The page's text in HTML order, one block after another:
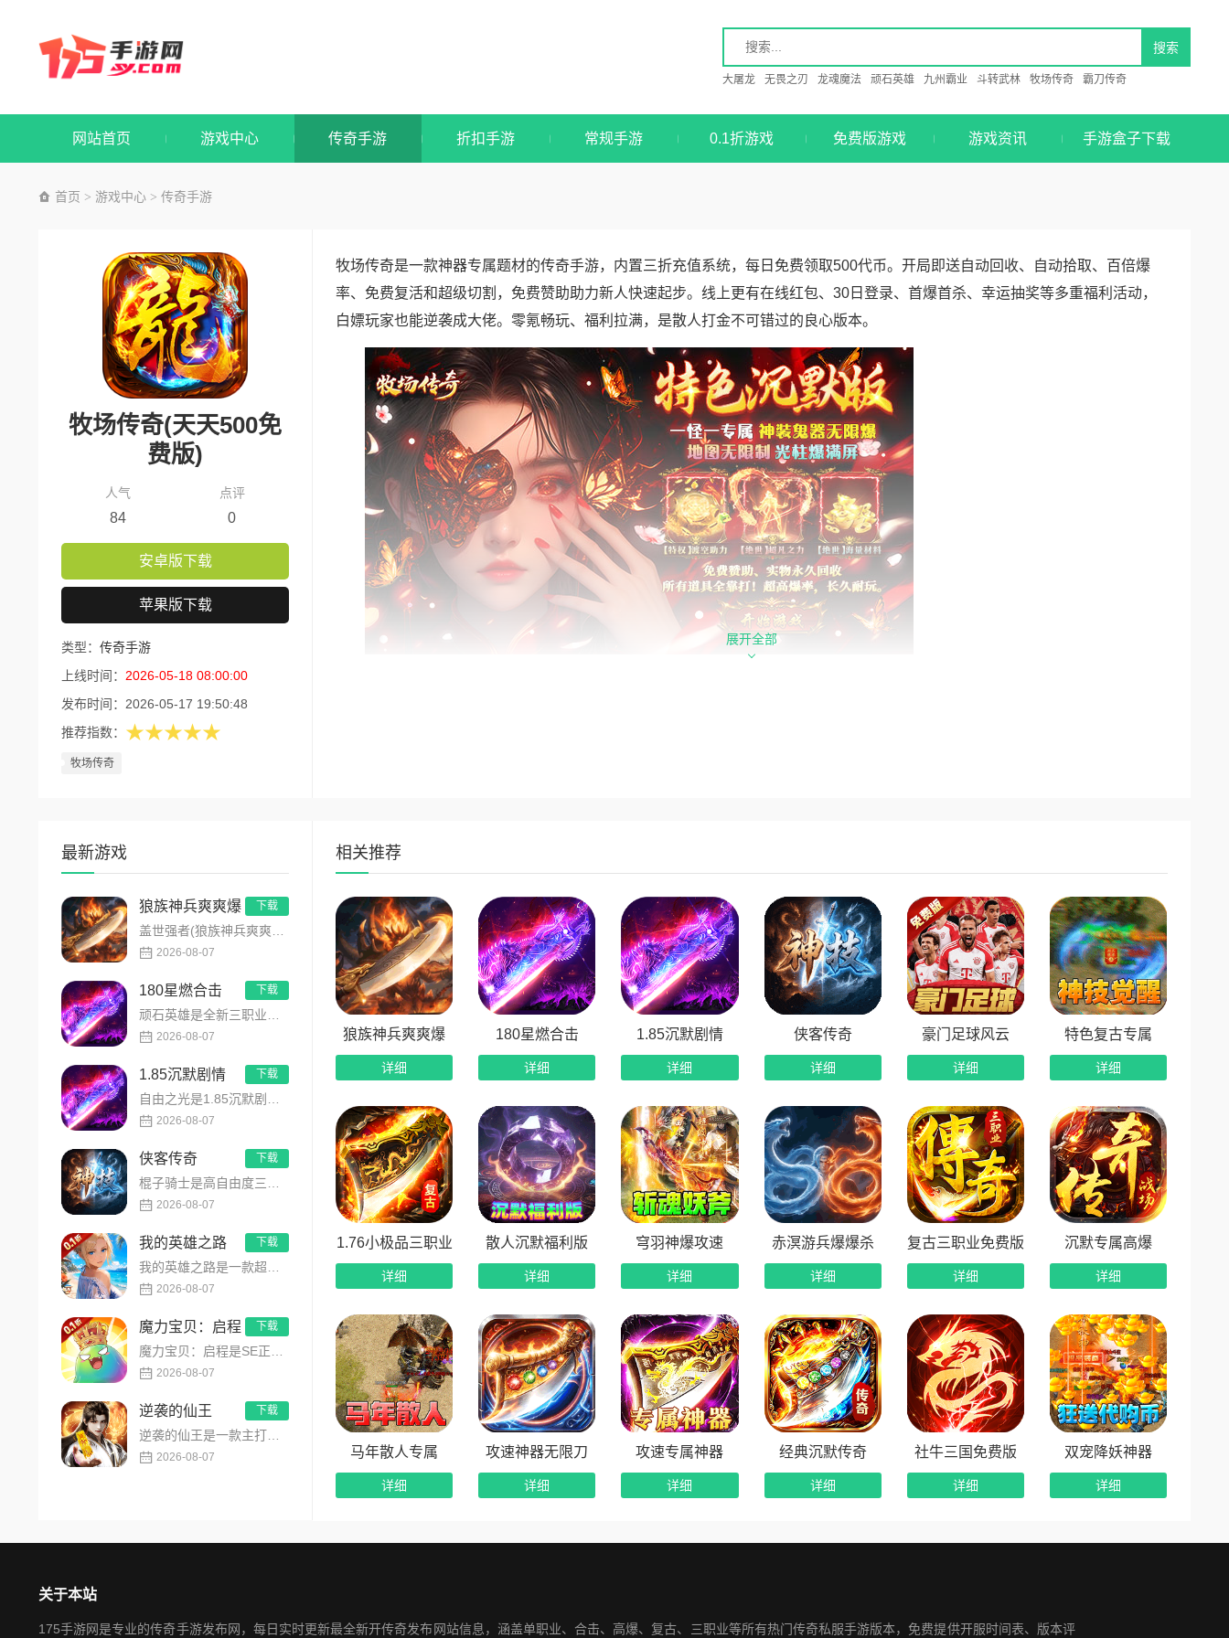
大屠龙 无畏之刃 龙魂魔法 顽石英雄 九州霸业 斗转武林 牧场传奇 霸刀传奇
网站首页 游戏中心 传奇手游 折扣手游 常规手游 0.1折游戏 免费版游戏 游戏资讯 手游盒子下载
首页 > 游戏中心 > 传奇手游
牧场传奇(天天500免
费版)
人气
84
点评
0
安卓版下载
苹果版下载
类型： 传奇手游
上线时间： 2026-05-18 08:00:00
发布时间： 2026-05-17 19:50:48
推荐指数： ★★★★★
牧场传奇
牧场传奇是一款神器专属题材的传奇手游，内置三折充值系统，每日免费领取500代币。开局即送自动回收、自动拾取、百倍爆
率、免费复活和超级切割，免费赞助助力新人快速起步。线上更有在线红包、30日登录、首爆首杀、幸运抽奖等多重福利活动，
白嫖玩家也能逆袭成大佬。零氪畅玩、福利拉满，是散人打金不可错过的良心版本。
6.首爆首杀：各种首爆、首杀、惊喜不停歇
7.幸运抽奖：零氪逆袭做大佬，一直杀怪一直爽，天天杀怪天天抽奖
根据文章提供文章描述文章关键词以及文章下载标题
展开全部
最新游戏
狼族神兵爽爽爆
盖世强者(狼族神兵爽爽爆)是主打高福利、高爆率、长线挂机的东方玄幻传奇手游！开局即送2亿切割、千万群切、八大...
2026-08-07
下载
180星燃合击
顽石英雄是全新三职业英雄合击传奇手游，无套路无脑上手，全程无硬性消费！永久内置3折充值福利，每日上线领648...
2026-08-07
下载
1.85沉默剧情
自由之光是1.85沉默剧情版单职业传奇手游，主打散人可打可嫖良心玩法！每日免费送328代币，海量礼包全程白嫖...
2026-08-07
下载
侠客传奇
棍子骑士是高自由度三职业侠客传奇手游，主打百种技能自由搭配！解锁海量天赋与被动效果，搭配炫酷粒子技能特效，刷...
2026-08-07
下载
我的英雄之路
我的英雄之路是一款超人气动漫正版改编的0.1折高福利卡牌策略手游，以经典进击主题世界观为核心，高度还原原作剧...
2026-08-07
下载
魔力宝贝：启程
魔力宝贝：启程是SE正版授权放置回合卡牌RPG手游，复刻法兰王国经典剧情与Q版画风！融合离线挂机、自由转职、...
2026-08-07
下载
逆袭的仙王
逆袭的仙王是一款主打沉浸式剧情的东方仙侠多人角色扮演手游，打破传统凡人逆袭的老旧叙事，打造独树一帜的仙王回归...
2026-08-07
下载
相关推荐
狼族神兵爽爽爆
详细
180星燃合击
详细
1.85沉默剧情
详细
侠客传奇
详细
豪门足球风云
详细
特色复古专属
详细
1.76小极品三职业
详细
散人沉默福利版
详细
穹羽神爆攻速
详细
赤溟游兵爆爆杀
详细
复古三职业免费版
详细
沉默专属高爆
详细
马年散人专属
详细
攻速神器无限刀
详细
攻速专属神器
详细
经典沉默传奇
详细
社牛三国免费版
详细
双宠降妖神器
详细
关于本站
175手游网是专业的传奇手游发布网，每日实时更新最全新开传奇发布网站信息，涵盖单职业、合击、高爆、复古、三职业等所有热门传奇私服手游版本，免费提供开服时间表、版本评